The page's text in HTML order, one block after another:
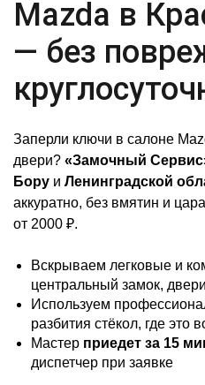
Mazda в
— без
Заперли ключи в салоне
двери? «Замочный
Бору и Ленинградской
аккуратно, без вмятин и
от 2000 ₽.
Вскрываем легковые и
центральный замок,
Используем
разбития стёкол, где это
Мастер приедет за 15
диспетчер при заявке